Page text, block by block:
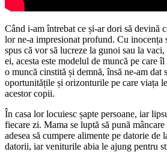
Când i-am întrebat ce și-ar dori să devină
lor ne-a impresionat profund. Cu inocența
spus că vor să lucreze la gunoi sau la
ei, acesta este modelul de muncă pe care
o muncă cinstită și demnă, însă ne-am dat
oportunitățile și orizonturile pe care viața
acestor copii.
În casa lor locuiesc șapte persoane, iar
fiecare zi. Mama se luptă să pună mâncare
adesea să cumpere alimente pe datorie de
datorii, iar veniturile abia le ajung pentru